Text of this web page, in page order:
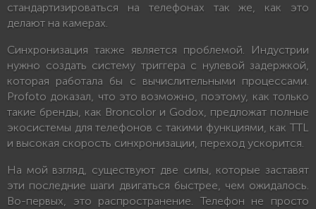
стандартизироваться на телефонах так же, как это
делают на камерах.
Синхронизация также является проблемой. Индустрии
нужно создать систему триггера с нулевой задержкой,
которая работала бы с вычислительными процессами.
Profoto доказал, что это возможно, поэтому, как только
такие бренды, как Broncolor и Godox, предложат полные
экосистемы для телефонов с такими функциями, как TTL
и высокая скорость синхронизации, переход ускорится.
На мой взгляд, существуют две силы, которые заставят
эти последние шаги двигаться быстрее, чем ожидалось.
Во-первых, это распространение. Телефон не просто